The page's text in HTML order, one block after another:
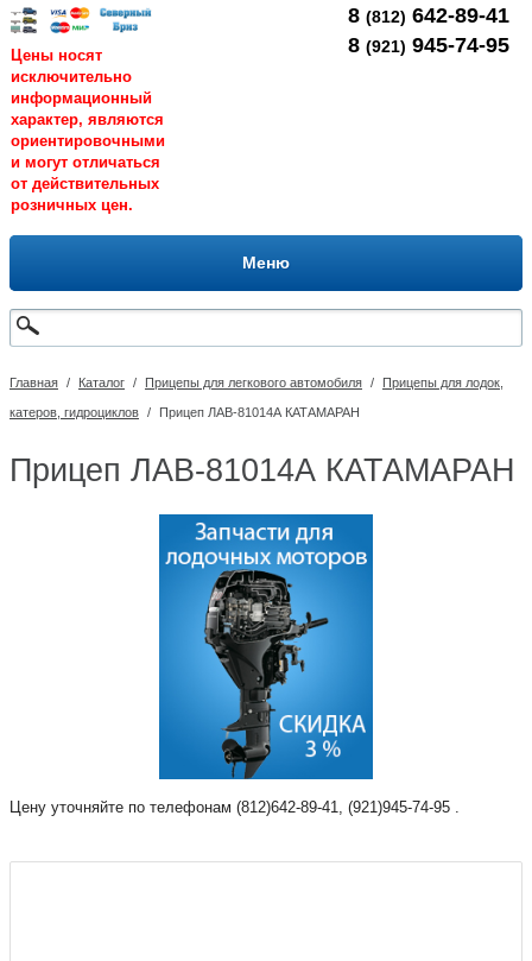
Цены носят
исключительно
информационный
характер, являются
ориентировочными
и могут отличаться
от действительных
розничных цен.
8 (812) 642-89-41
8 (921) 945-74-95
Меню
Главная / Каталог / Прицепы для легкового автомобиля / Прицепы для лодок,
катеров, гидроциклов / Прицеп ЛАВ-81014А КАТАМАРАН
Прицеп ЛАВ-81014А КАТАМАРАН
Цену уточняйте по телефонам (812)642-89-41, (921)945-74-95 .